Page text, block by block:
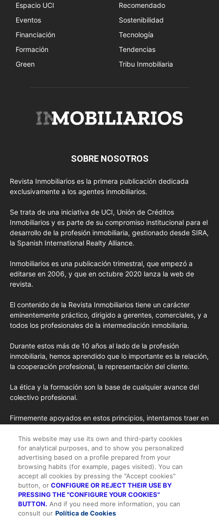
Espacio UCI
Eventos
Financiación
Formación
Green
Recomendado
Sostenibilidad
Tecnología
Tendencias
Tribu Inmobiliaria
SOBRE NOSOTROS
Revista Inmobiliarios es la primera publicación dedicada
exclusivamente a los agentes inmobiliarios.
Se trata de una iniciativa de UCI, Unión de Créditos
Inmobiliarios y es parte de su compromiso institucional para el
desarrollo de la profesión inmobiliaria, gestionado desde SIRA,
la Spanish International Realty Alliance.
Inmobiliarios es una publicación trimestral, que empezó a
editarse en 2006, y que en octubre 2020 lanza la web de
revista.
El contenido de la Revista Inmobiliarios tiene un carácter
eminentemente práctico, dirigido a gerentes, comerciales, y a
todos los profesionales de la intermediación inmobiliaria.
Durante estos más de 10 años al lado de la profesión
inmobiliaria, hemos aprendido que lo importante es la relación,
la cooperación profesional, la representación del cliente.
La ética y la formación son la base de cualquier avance del
colectivo profesional.
Firmemente apoyados en estos principios, intentamos traer en
importados de EE.UU. y las opiniones y tendencias más
destacadas desde la pluma de nuestros colaboradores
habituales y nuestros colaboradores especiales.
Todos los derechos reservados |Suscripción
This website may use its own and third-party cookies
for analytical purposes, and to show you personalized
advertising based on a profile prepared from your
browsing habits (for example, pages visited). You can
accept all cookies by pressing the "Accept cookies"
button, orCONFIGURE OR REJECT THEIR USE BY
PRESSING THE "CONFIGURE YOUR COOKIES"
BUTTON. And if you need more information, you can
consult our Política de Cookies